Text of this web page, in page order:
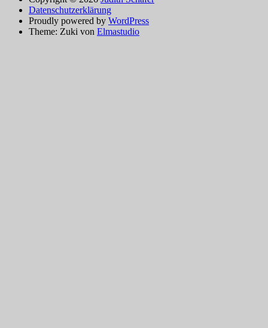
Datenschutzerklärung
Proudly powered by WordPress
Theme: Zuki von Elmastudio